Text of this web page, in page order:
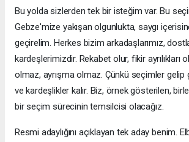
Bu yolda sizlerden tek bir isteğim var. Bu
Gebze'mize yakışan olgunlukta, saygı
geçirelim. Herkes bizim arkadaşlarımız,
kardeşlerimizdir. Rekabet olur, fikir ayrılıkları
olmaz, ayrışma olmaz. Çünkü seçimler gelip
ve kardeşlikler kalır. Biz, örnek gösterilen,
bir seçim sürecinin temsilcisi olacağız.
Resmi adaylığını açıklayan tek aday benim.